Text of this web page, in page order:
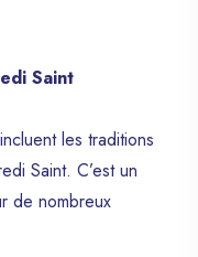
Saint
les traditions
Saint. C’est un
de nombreux